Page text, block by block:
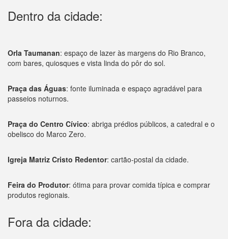
Dentro da cidade:
Orla Taumanan: espaço de lazer às margens do Rio Branco,
com bares, quiosques e vista linda do pôr do sol.
Praça das Águas: fonte iluminada e espaço agradável para
passeios noturnos.
Praça do Centro Cívico: abriga prédios públicos, a catedral e o
obelisco do Marco Zero.
Igreja Matriz Cristo Redentor: cartão-postal da cidade.
Feira do Produtor: ótima para provar comida típica e comprar
produtos regionais.
Fora da cidade: